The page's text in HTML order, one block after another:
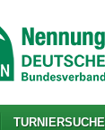
TURNIERSUCHE